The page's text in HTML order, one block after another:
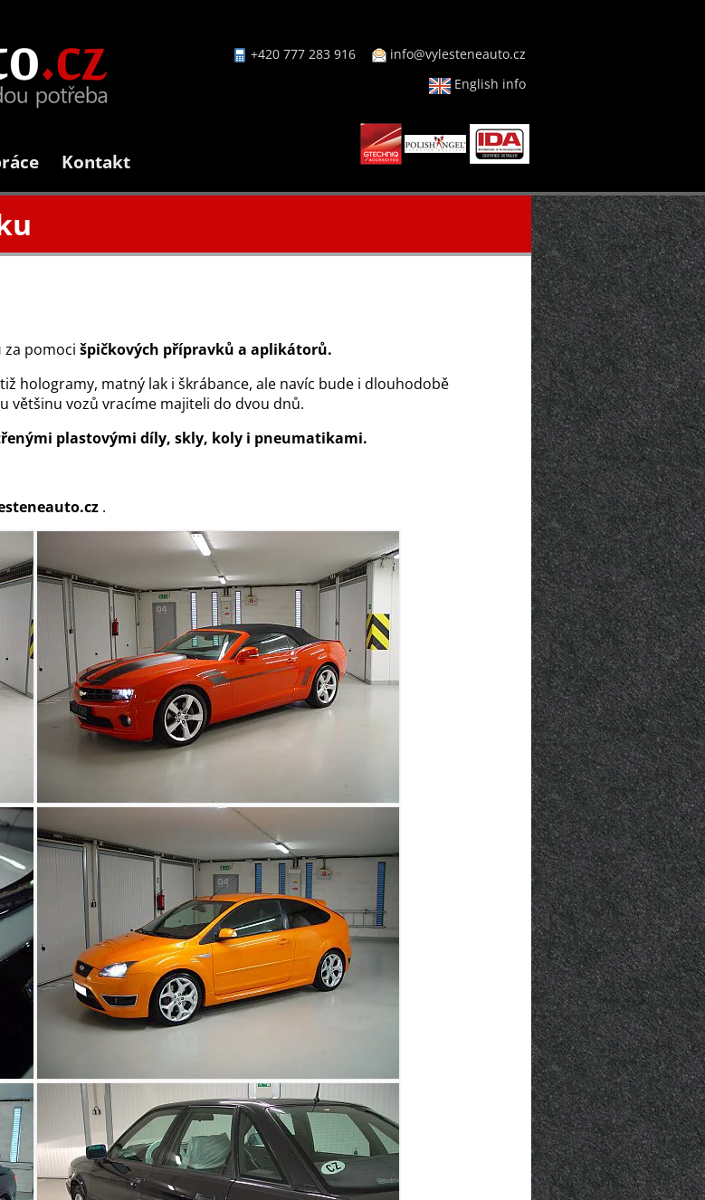
+420 777 283 916
info@vylesteneauto.cz
English info
Kontakt
za pomoci špičkových přípravků a aplikátorů.
hologramy, matný lak i škrábance, ale navíc bude i dlouhodobě
většinu vozů vracíme majiteli do dvou dnů.
plastovými díly, skly, koly i pneumatikami.
.